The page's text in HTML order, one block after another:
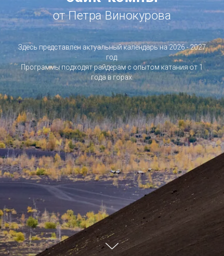
от Петра Винокурова
Здесь представлен актуальный календарь на 2026 - 2027
год.
Программы подходят райдерам с опытом катания от 1
года в горах.